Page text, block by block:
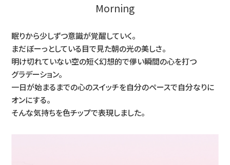
Morning
眠りから少しずつ意識が覚醒していく。
まだぼーっとしている目で見た朝の光の美しさ。
明け切れていない空の短く幻想的で儚い瞬間の心を打つ
グラデーション。
一日が始まるまでの心のスイッチを自分のペースで自分なりに
オンにする。
そんな気持ちを色チップで表現しました。